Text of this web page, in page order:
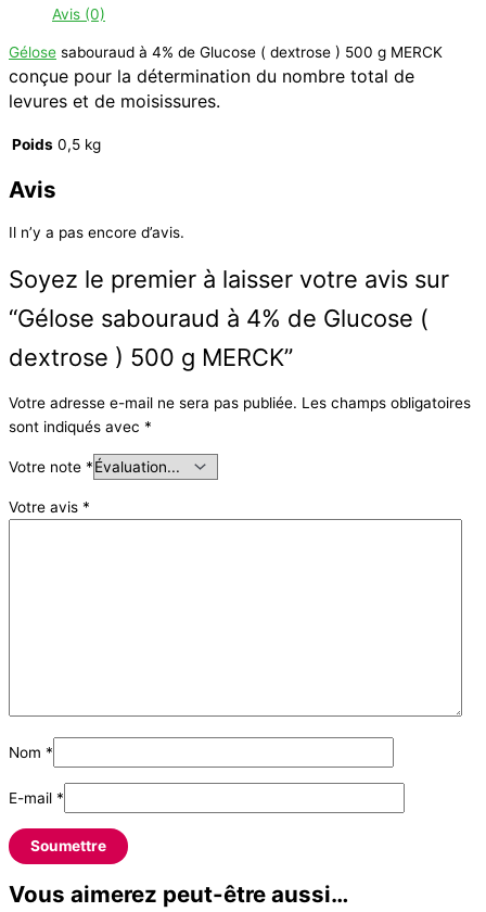
Avis (0)
Gélose sabouraud à 4% de Glucose ( dextrose ) 500 g MERCK
conçue pour la détermination du nombre total de
levures et de moisissures.
Poids 0,5 kg
Avis
Il n’y a pas encore d’avis.
Soyez le premier à laisser votre avis sur
“Gélose sabouraud à 4% de Glucose (
dextrose ) 500 g MERCK”
Votre adresse e-mail ne sera pas publiée. Les champs obligatoires
sont indiqués avec *
Votre note *
Votre avis *
Nom *
E-mail *
Vous aimerez peut-être aussi…